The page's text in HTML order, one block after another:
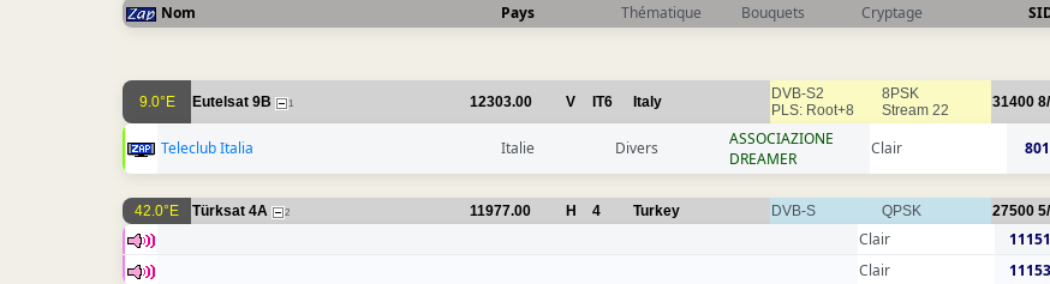
Nom Pays Thématique Bouquets Cryptage
9.0°E Eutelsat 9B 1 12303.00 V IT6 Italy
DVB-S2
PLS: Root+8
8PSK
Stream 22
31400
Teleclub Italia Italie Divers
ASSOCIAZIONE
DREAMER
Clair
42.0°E Türksat 4A 2 11977.00 H 4 Turkey DVB-S QPSK 27500
Clair 11151
Clair
11153